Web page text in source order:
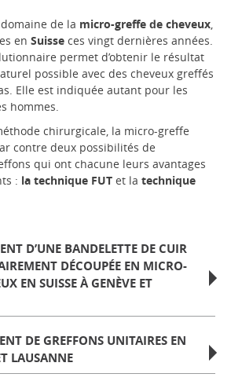
de la micro-greffe de cheveux,
en Suisse ces vingt dernières années.
permet d’obtenir le résultat
possible avec des cheveux greffés
Elle est indiquée autant pour les
hommes.
chirurgicale, la micro-greffe
contre deux possibilités de
qui ont chacune leurs avantages
: la technique FUT et la technique
D’UNE BANDELETTE DE CUIR
DÉCOUPÉE EN MICRO-
EN SUISSE À GENÈVE ET
DE GREFFONS UNITAIRES EN
LAUSANNE